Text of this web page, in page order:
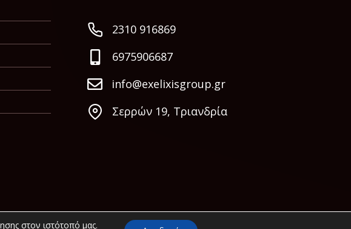
2310 916869
6975906687
info@exelixisgroup.gr
Σερρών 19, Τριανδρία
στον ιστότοπό μας.